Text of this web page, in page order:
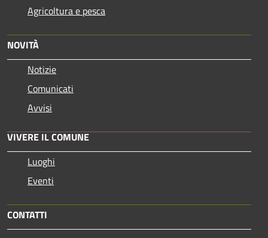
Agricoltura e pesca
NOVITÀ
Notizie
Comunicati
Avvisi
VIVERE IL COMUNE
Luoghi
Eventi
CONTATTI